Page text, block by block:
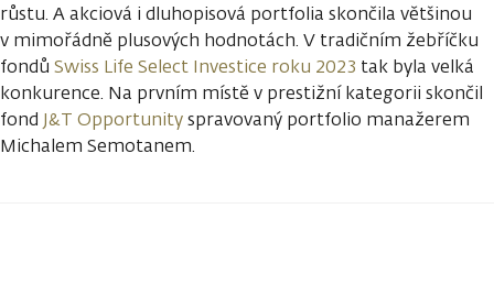
růstu. A akciová i dluhopisová portfolia skončila většinou
v mimořádně plusových hodnotách. V tradičním žebříčku
fondů Swiss Life Select Investice roku 2023 tak byla velká
konkurence. Na prvním místě v prestižní kategorii skončil
fond J&T Opportunityspravovaný portfolio manažerem
Michalem Semotanem.